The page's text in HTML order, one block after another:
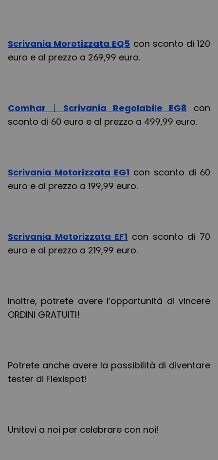
Scrivania Morotizzata EQ5 con sconto di 120
euro e al prezzo a 269,99 euro.
Comhar丨Scrivania Regolabile EG8 con
sconto di 60 euro e al prezzo a 499,99 euro.
Scrivania Motorizzata EG1 con sconto di 60
euro e al prezzo a 199,99 euro.
Scrivania Motorizzata EF1 con sconto di 70
euro e al prezzo a 219,99 euro.
Inoltre, potrete avere l’opportunità di vincere
ORDINI GRATUITI!
Potrete anche avere la possibilità di diventare
tester di Flexispot!
Unitevi a noi per celebrare con noi!